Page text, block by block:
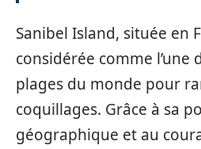
Sanibel Island, située en
considérée comme l’une
plages du monde pour
coquillages. Grâce à sa
géographique et au